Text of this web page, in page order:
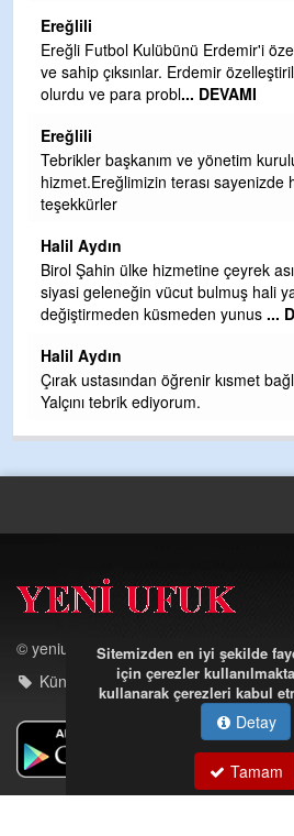
bulacak
vurmuş
İbrahim
Şaban yavuz
Mekanı cennet olsun
ihsan eylesin
Günaydın hayırlı
H BakiYüksel
babaocağı
Yeni parti için ereğli ilçe
asıl merakımız halk
© yeniufuk.com.tr
Künye - iletişim
Müftü Mahallesi Ateş Ahmet Sokak
Kat:5 no:2
Sitemizden en iyi şekilde
için çerezler
kullanarak çerezleri kabul
Detay
Tamam